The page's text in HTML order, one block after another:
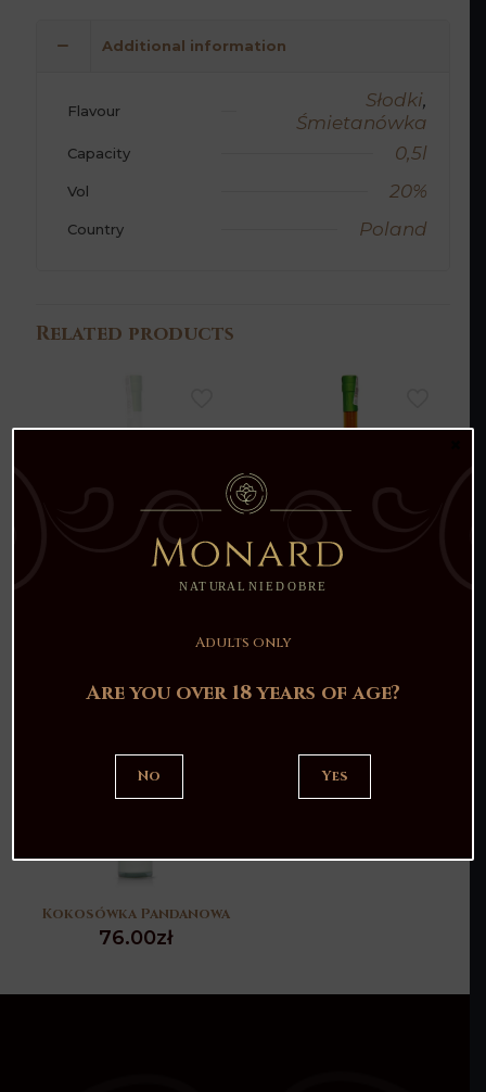
Additional information
Flavour Słodki,
Śmietanówka
Capacity 0,5l
Vol 20%
Country Poland
Related products
Śmietanówka Kwiat
Nalewka Jaśnica
Kokosówka Pandanowa
76.00zł
Adults only
Are you over 18 years of age?
No Yes